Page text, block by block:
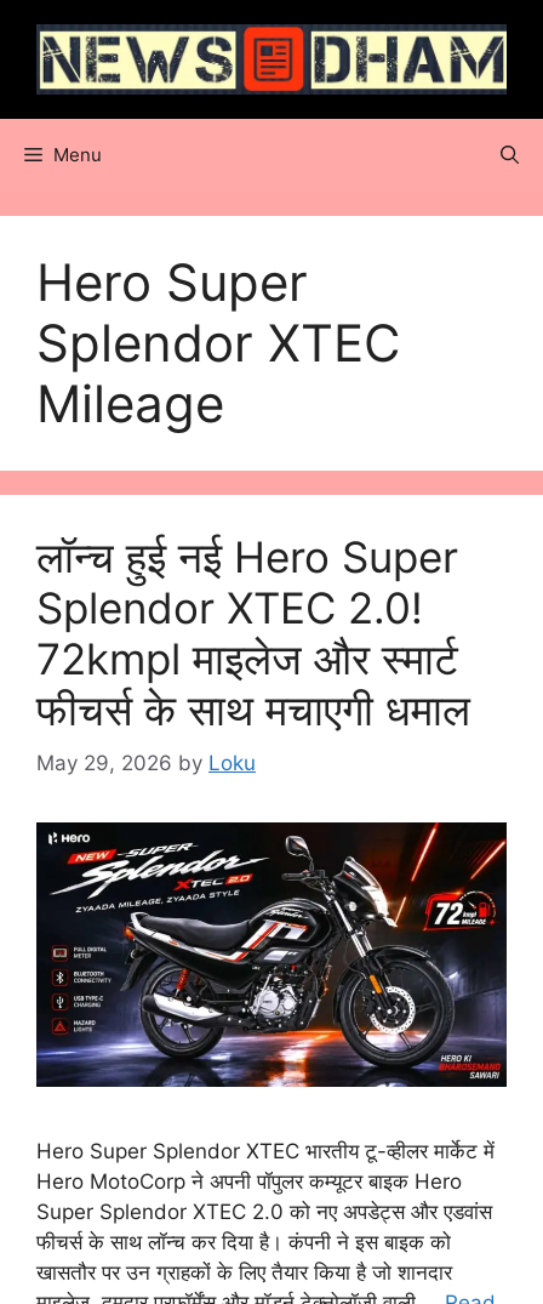
content
Menu
Hero Super
Splendor XTEC
Mileage
लॉन्च हुई नई Hero Super
Splendor XTEC 2.0!
72kmpl माइलेज और स्मार्ट
फीचर्स के साथ मचाएगी धमाल
May 29, 2026 by Loku
Hero Super Splendor XTEC भारतीय टू-व्हीलर मार्केट में
Hero MotoCorp ने अपनी पॉपुलर कम्यूटर बाइक Hero
Super Splendor XTEC 2.0 को नए अपडेट्स और एडवांस
फीचर्स के साथ लॉन्च कर दिया है। कंपनी ने इस बाइक को
खासतौर पर उन ग्राहकों के लिए तैयार किया है जो शानदार